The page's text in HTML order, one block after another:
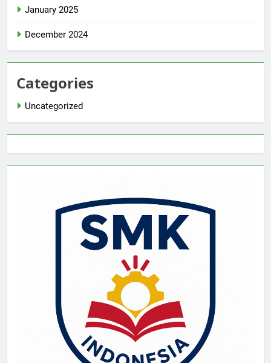
January 2025
December 2024
Categories
Uncategorized